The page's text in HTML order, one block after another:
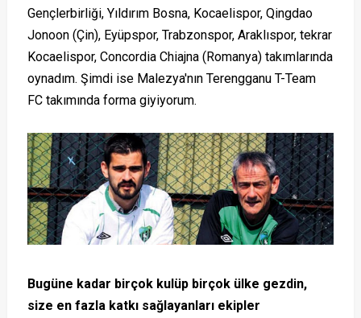
Gençlerbirliği, Yıldırım Bosna, Kocaelispor, Qingdao
Jonoon (Çin), Eyüpspor, Trabzonspor, Araklıspor, tekrar
Kocaelispor, Concordia Chiajna (Romanya) takımlarında
oynadım. Şimdi ise Malezya'nın Terengganu T-Team
FC takımında forma giyiyorum.
Bugüne kadar birçok kulüp birçok ülke gezdin,
size en fazla katkı sağlayanları ekipler